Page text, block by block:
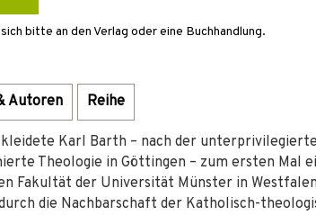
bitte an den Verlag oder eine Buchhandlung.
Autoren Reihe
Karl Barth – nach der
Theologie in Göttingen – zum ersten Mal
Fakultät der Universität Münster in
die Nachbarschaft der Katholisch-